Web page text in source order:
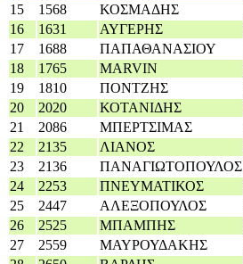
15
1568 ΚΟΣΜΑΔΗΣ
16
1631 ΑΥΓΕΡΗΣ
17
1688 ΠΑΠΑΘΑΝΑΣΙΟΥ
18
1765 ΜΑRVIN
19
1810 ΠΟΝΤΖΗΣ
20
2020 ΚΟΤΑΝΙΔΗΣ
21
2086 ΜΠΕΡΤΣΙΜΑΣ
22
2135 ΛΙΑΝΟΣ
23
2136 ΠΑΝΑΓΙΩΤΟΠΟΥΛΟΣ
24
2253 ΠΝΕΥΜΑΤΙΚΟΣ
25
2447 ΑΛΕΞΟΠΟΥΛΟΣ
26
2525 ΜΠΑΜΠΗΣ
27
2559 ΜΑΥΡΟΥΔΑΚΗΣ